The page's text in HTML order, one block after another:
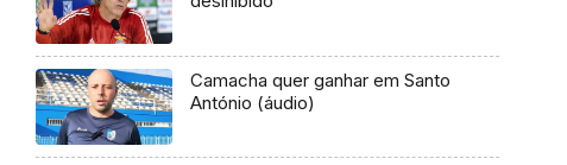
Camacha quer ganhar em Santo
António (áudio)